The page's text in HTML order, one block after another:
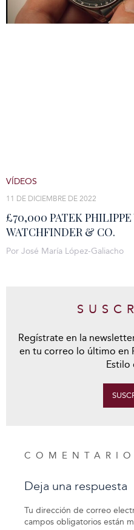
£70,000 PATEK PHILIPPE
WATCHFINDER & CO.
11 DE DICIEMBRE DE 2022
VÍDEOS
Por José María López-Galiacho
Regístrate en la
en tu correo lo último en
Estilo
Deja una respuesta
Tu dirección de correo
campos obligatorios están